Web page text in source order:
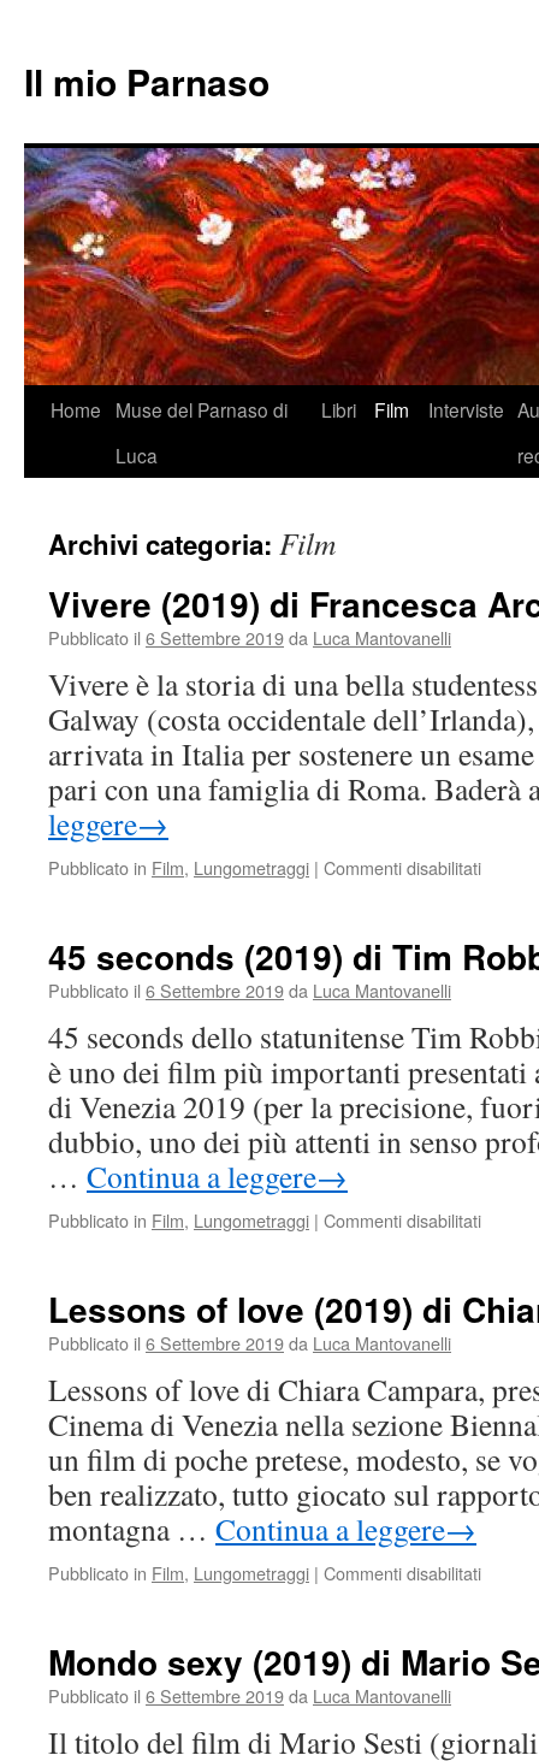
Il mio Parnaso
VaiHome
Muse del Parnaso di
Luca
Libri Film Interviste
Archivi categoria: Film
Vivere (2019) di Francesca
Pubblicato il 6 Settembre 2019da Luca Mantovanelli
Vivere è la storia di una bella
Galway (costa occidentale
arrivata in Italia per sostenere un
pari con una famiglia di Roma.
leggere→
Pubblicato in Film, Lungometraggi | Commenti disabilitatisu
45 seconds (2019) di Tim
Pubblicato il 6 Settembre 2019da Luca Mantovanelli
45 seconds dello statunitense Tim
è uno dei film più importanti presentati
di Venezia 2019 (per la precisione,
dubbio, uno dei più attenti in senso
… Continua a leggere→
Pubblicato in Film, Lungometraggi | Commenti disabilitatisu
di
Lessons of love (2019) di
Pubblicato il 6 Settembre 2019da Luca Mantovanelli
Lessons of love di Chiara Campara,
Cinema di Venezia nella sezione
un film di poche pretese, modesto, se
ben realizzato, tutto giocato sul
montagna … Continua a leggere→
Pubblicato in Film, Lungometraggi | Commenti disabilitatisu
(2019)
Mondo sexy (2019) di Mario
Pubblicato il 6 Settembre 2019da Luca Mantovanelli
Il titolo del film di Mario Sesti